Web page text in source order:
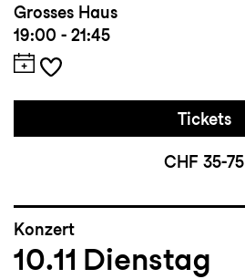
Grosses Haus
19:00 - 21:45
Tickets
CHF 35-75
Konzert
10.11 Dienstag